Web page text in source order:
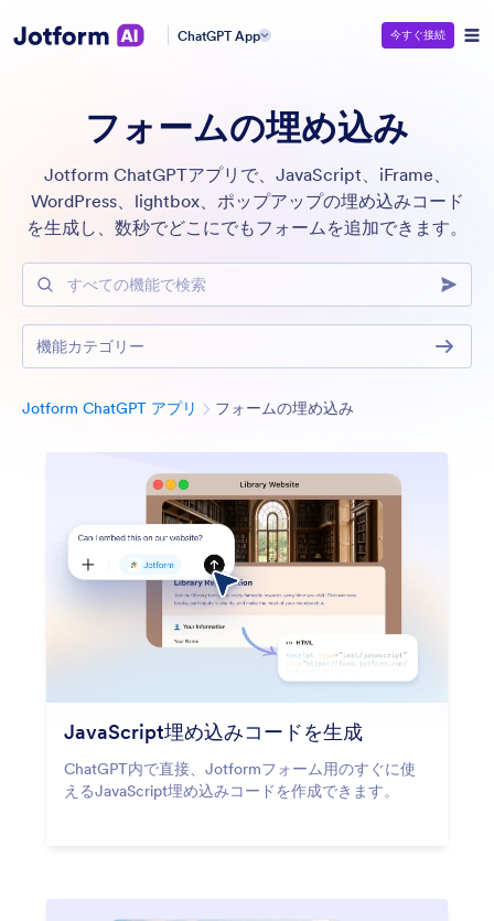
ChatGPT App 今すぐ接続
フォームの埋め込み
Jotform ChatGPTアプリで、JavaScript、iFrame、
WordPress、lightbox、ポップアップの埋め込みコード
を生成し、数秒でどこにでもフォームを追加できます。
すべての機能で検索
Jotform ChatGPT アプリ フォームの埋め込み
JavaScript埋め込みコードを生成
ChatGPT内で直接、Jotformフォーム用のすぐに使
えるJavaScript埋め込みコードを作成できます。
機能カテゴリー